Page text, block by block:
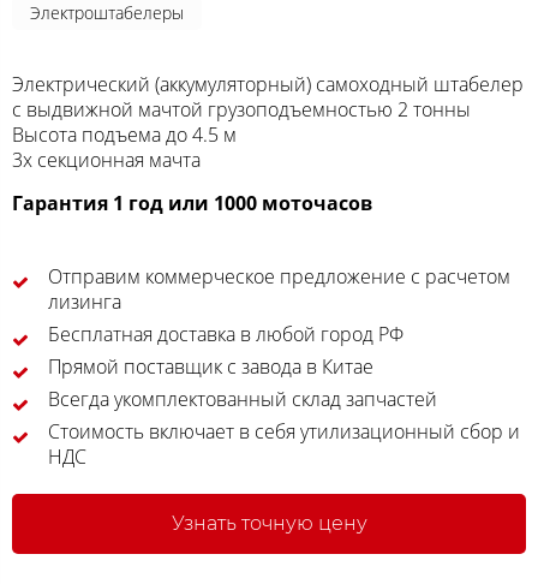
Электроштабелеры
Электрический (аккумуляторный) самоходный штабелер
с выдвижной мачтой грузоподъемностью 2 тонны
Высота подъема до 4.5 м
3х секционная мачта
Гарантия 1 год или 1000 моточасов
Отправим коммерческое предложение с расчетом
лизинга
Бесплатная доставка в любой город РФ
Прямой поставщик с завода в Китае
Всегда укомплектованный склад запчастей
Стоимость включает в себя утилизационный сбор и
НДС
Узнать точную цену